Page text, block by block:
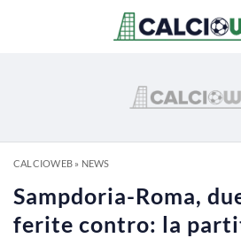
CALCIOWEB» NEWS
Sampdoria-Roma,
ferite contro: la